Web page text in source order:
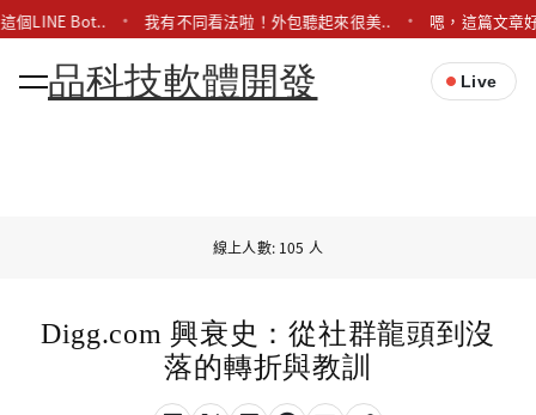
個LINE Bot.. 我有不同看法啦！外包聽起來很美.. 嗯，這篇文章
品科技軟體開發 Live
線上人數: 105 人
Digg.com 興衰史：從社群龍頭到沒
落的轉折與教訓